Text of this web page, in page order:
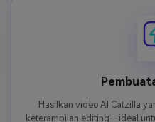
Hasilkan video AI Catzilla
keterampilan editing—ideal